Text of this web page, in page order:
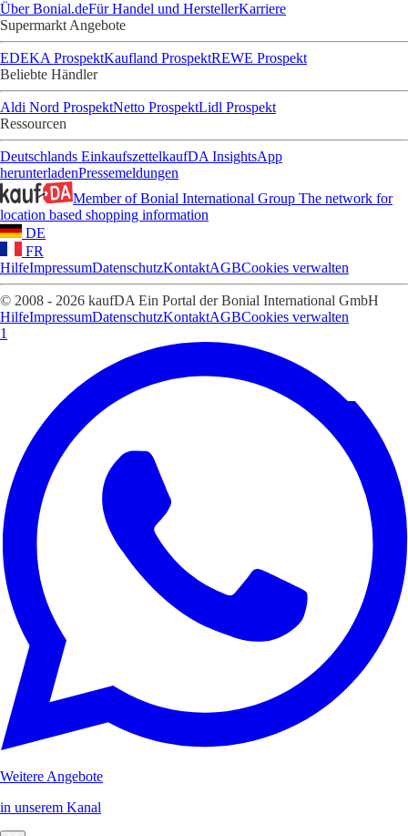
Über Bonial.deFür Handel und HerstellerKarriere
Supermarkt Angebote
EDEKA ProspektKaufland ProspektREWE Prospekt
Beliebte Händler
Aldi Nord ProspektNetto ProspektLidl Prospekt
Ressourcen
Deutschlands EinkaufszettelkaufDA InsightsApp
herunterladenPressemeldungen
Member of Bonial International Group The network for
location based shopping information
DE
FR
HilfeImpressumDatenschutzKontaktAGBCookies verwalten
© 2008 - 2026 kaufDA Ein Portal der Bonial International GmbH
HilfeImpressumDatenschutzKontaktAGBCookies verwalten
1
Weitere Angebote
in unserem Kanal